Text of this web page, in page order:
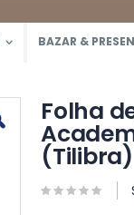
BAZAR &
Folha
(Tilibra)